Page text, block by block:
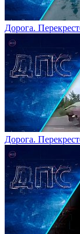
Дорога.
Дорога.